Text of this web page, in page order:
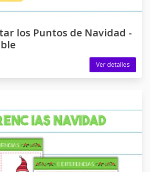
los Puntos de Navidad -
Ver detalles